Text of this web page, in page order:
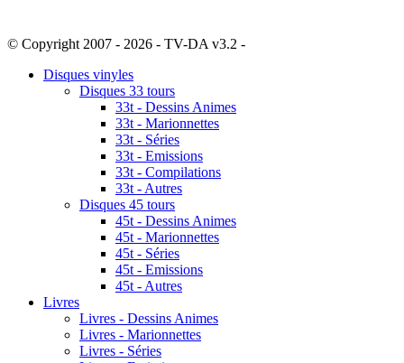
© Copyright 2007 - 2026 - TV-DA v3.2 -
Disques vinyles
Disques 33 tours
33t - Dessins Animes
33t - Marionnettes
33t - Séries
33t - Emissions
33t - Compilations
33t - Autres
Disques 45 tours
45t - Dessins Animes
45t - Marionnettes
45t - Séries
45t - Emissions
45t - Autres
Livres
Livres - Dessins Animes
Livres - Marionnettes
Livres - Séries